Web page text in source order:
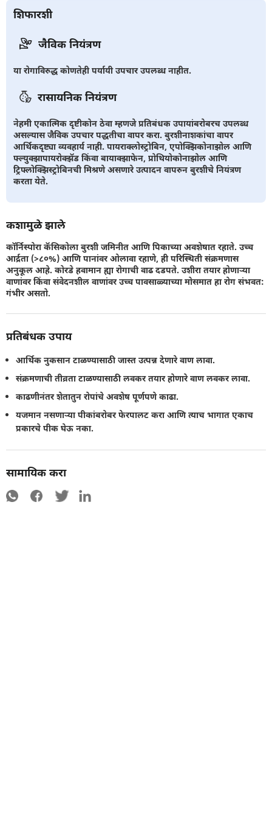
शिफारशी
जैविक नियंत्रण
या रोगाविरुद्ध कोणतेही पर्यायी उपचार उपलब्ध नाहीत.
रासायनिक नियंत्रण
नेहमी एकात्मिक दृष्टीकोन ठेवा म्हणजे प्रतिबंधक उपायांबरोबरच उपलब्ध
असल्यास जैविक उपचार पद्धतीचा वापर करा. बुरशीनाशकांचा वापर
आर्थिकदृष्ट्या व्यवहार्य नाही. पायराक्लोस्ट्रोबिन, एपोक्झिकोनाझोल आणि
फ्ल्युक्झापायरोक्झॅड किंवा बायाक्झाफेन, प्रोथियोकोनाझोल आणि
ट्रिफ्लोक्झिस्ट्रोबिनची मिश्रणे असणारे उत्पादन वापरुन बुरशीचे नियंत्रण
करता येते.
कशामुळे झाले
कॉर्निस्पोरा कॅसिकोला बुरशी जमिनीत आणि पिकाच्या अवशेषात रहाते. उच्च
आर्द्रता (>८०%) आणि पानांवर ओलावा रहाणे, ही परिस्थिती संक्रमणास
अनुकूल आहे. कोरडे हवामान ह्या रोगाची वाढ दडपते. उशीरा तयार होणार्‍या
वाणांवर किंवा संवेदनशील वाणांवर उच्च पावसाळ्याच्या मोसमात हा रोग संभवत:
गंभीर असतो.
प्रतिबंधक उपाय
आर्थिक नुकसान टाळण्यासाठी जास्त उत्पन्न देणारे वाण लावा.
संक्रमणाची तीव्रता टाळण्यासाठी लवकर तयार होणारे वाण लवकर लावा.
काढणीनंतर शेतातुन रोपांचे अवशेष पूर्णपणे काढा.
यजमान नसणार्‍या पीकांबरोबर फेरपालट करा आणि त्याच भागात एकाच
प्रकारचे पीक घेऊ नका.
सामायिक करा